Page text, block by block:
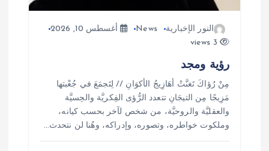
النور الإخبارية News
أغسطس 10, 2026
3 views
رؤية ومجد
مِنْ رُؤاكَ تَغنَّتْ أهَازِيجُ الأكوَانِ // لِتَجمَعَ في جُعْبتها
مَزِيجًا مِن التيجَانِ تتعدد الرُّؤى الفِكريَّة والحِسيَّة
والعقليَّة والروحيَّة، من شخص لآخر بحسب كيانه،
وملكوت خواطره، وتصوره، وإدراكه، وهُنا لن نتحدث…